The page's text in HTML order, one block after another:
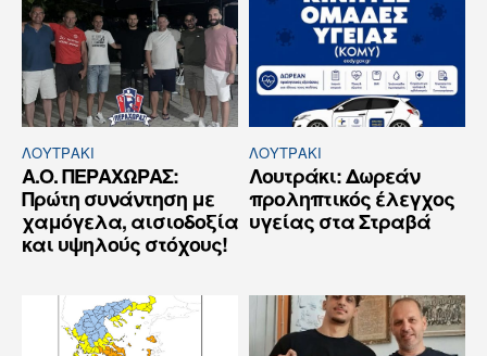
ΛΟΥΤΡΆΚΙ
Α.Ο. ΠΕΡΑΧΩΡΑΣ:
Πρώτη συνάντηση με
χαμόγελα, αισιοδοξία
και υψηλούς στόχους!
ΛΟΥΤΡΆΚΙ
Λουτράκι: Δωρεάν
προληπτικός έλεγχος
υγείας στα Στραβά